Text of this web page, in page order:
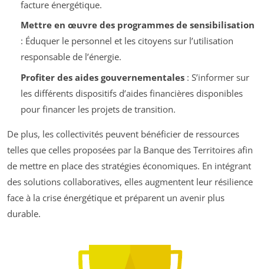
facture énergétique.
Mettre en œuvre des programmes de sensibilisation
: Éduquer le personnel et les citoyens sur l’utilisation
responsable de l’énergie.
Profiter des aides gouvernementales: S’informer sur
les différents dispositifs d’aides financières disponibles
pour financer les projets de transition.
De plus, les collectivités peuvent bénéficier de ressources
telles que celles proposées par la Banque des Territoires afin
de mettre en place des stratégies économiques. En intégrant
des solutions collaboratives, elles augmentent leur résilience
face à la crise énergétique et préparent un avenir plus
durable.